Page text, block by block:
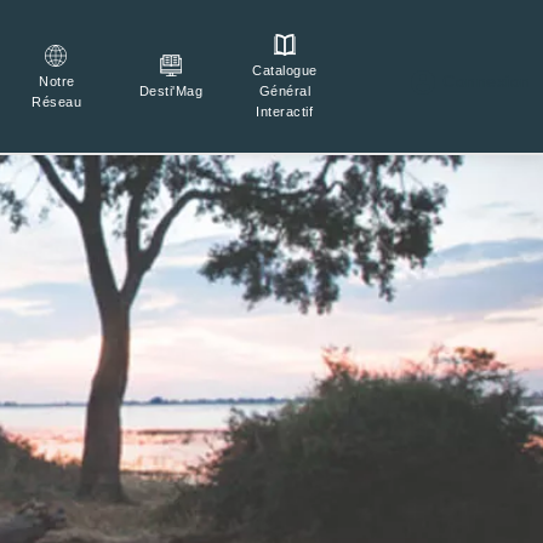
Notre
Réseau
Desti'Mag
Catalogue
Général
Interactif